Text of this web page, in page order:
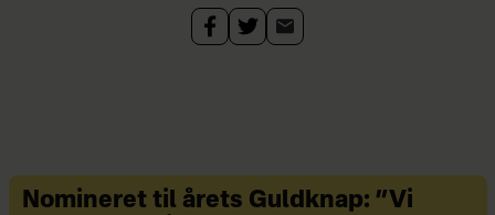
Nomineret til årets Guldknap: ”Vi